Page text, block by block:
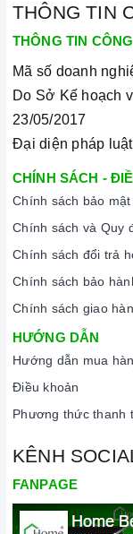
THÔNG TIN
THÔNG TIN
Mã số doanh
Do Sở Kế hoạch
23/05/2017
Đại diện pháp
CHÍNH SÁCH -
Chính sách bảo
Chính sách và Quy
Chính sách đổi trả
Chính sách bảo
Chính sách giao
HƯỚNG DẪN
Hướng dẫn mua
Điều khoản
Phương thức thanh
KÊNH
FANPAGE